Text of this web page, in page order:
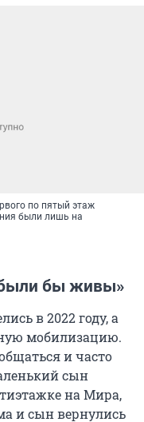
по пятый этаж
были лишь на
бы живы»
в 2022 году, а
мобилизацию.
и часто
сын
на Мира,
и сын вернулись